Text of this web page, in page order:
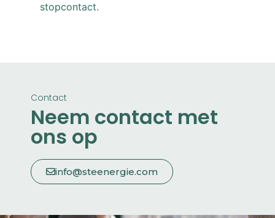
stopcontact.
Contact
Neem contact met
ons op
info@steenergie.com